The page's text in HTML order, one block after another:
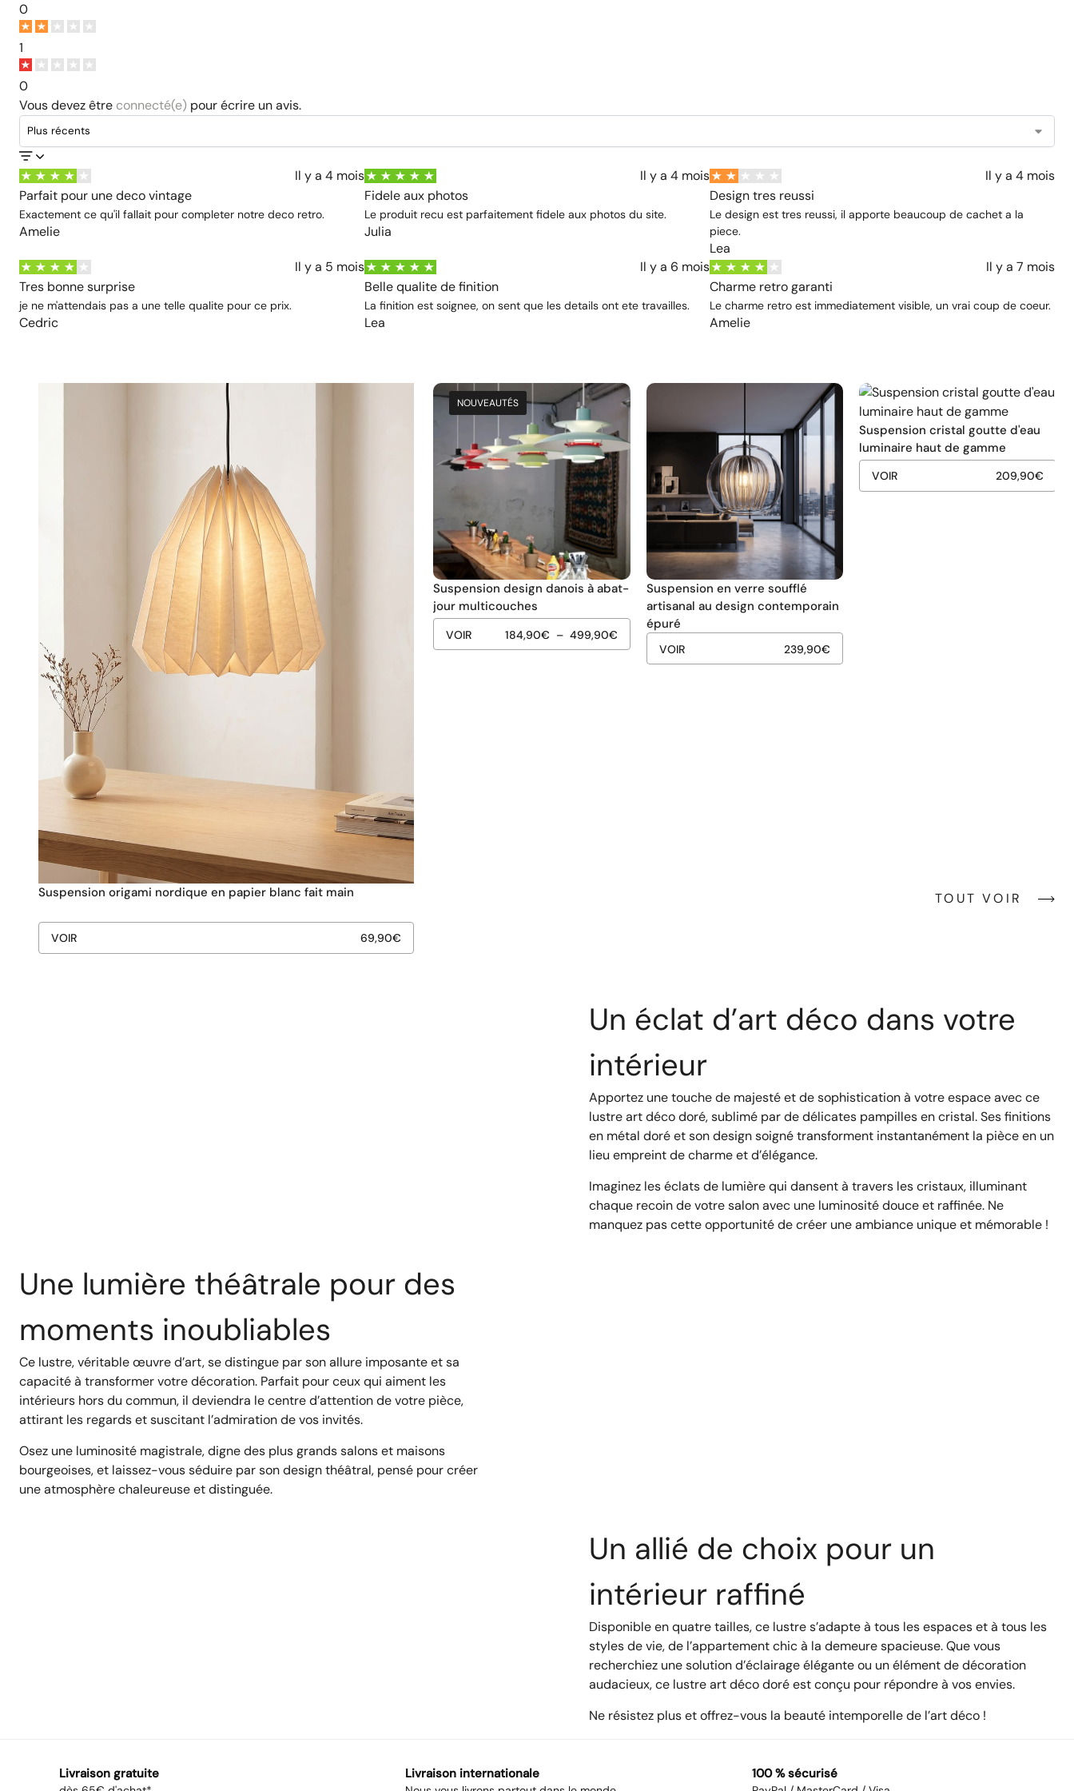
0
1
0
Vous devez être connecté(e) pour écrire un avis.
Il y a 4 mois
Parfait pour une deco vintage
Exactement ce qu'il fallait pour completer notre deco retro.
Amelie
Il y a 4 mois
Fidele aux photos
Le produit recu est parfaitement fidele aux photos du site.
Julia
Il y a 4 mois
Design tres reussi
Le design est tres reussi, il apporte beaucoup de cachet a la
piece.
Lea
Il y a 5 mois
Tres bonne surprise
je ne m'attendais pas a une telle qualite pour ce prix.
Cedric
Il y a 6 mois
Belle qualite de finition
La finition est soignee, on sent que les details ont ete travailles.
Lea
Il y a 7 mois
Charme retro garanti
Le charme retro est immediatement visible, un vrai coup de coeur.
Amelie
Suspension origami nordique en papier blanc fait main
VOIR 69,90€
NOUVEAUTÉS
Suspension design danois à abat-
jour multicouches
VOIR 184,90€ – 499,90€
NOUVEAUTÉS
Suspension en verre soufflé
artisanal au design contemporain
épuré
VOIR 239,90€
NOUVEAUTÉS
Suspension cristal goutte d'eau
luminaire haut de gamme
VOIR 209,90€
NOUVEAUTÉS
TOUT VOIR
Un éclat d’art déco dans votre
intérieur
Apportez une touche de majesté et de sophistication à votre espace avec ce
lustre art déco doré, sublimé par de délicates pampilles en cristal. Ses finitions
en métal doré et son design soigné transforment instantanément la pièce en un
lieu empreint de charme et d’élégance.
Imaginez les éclats de lumière qui dansent à travers les cristaux, illuminant
chaque recoin de votre salon avec une luminosité douce et raffinée. Ne
manquez pas cette opportunité de créer une ambiance unique et mémorable !
Une lumière théâtrale pour des
moments inoubliables
Ce lustre, véritable œuvre d’art, se distingue par son allure imposante et sa
capacité à transformer votre décoration. Parfait pour ceux qui aiment les
intérieurs hors du commun, il deviendra le centre d’attention de votre pièce,
attirant les regards et suscitant l’admiration de vos invités.
Osez une luminosité magistrale, digne des plus grands salons et maisons
bourgeoises, et laissez-vous séduire par son design théâtral, pensé pour créer
une atmosphère chaleureuse et distinguée.
Un allié de choix pour un
intérieur raffiné
Disponible en quatre tailles, ce lustre s’adapte à tous les espaces et à tous les
styles de vie, de l’appartement chic à la demeure spacieuse. Que vous
recherchiez une solution d’éclairage élégante ou un élément de décoration
audacieux, ce lustre art déco doré est conçu pour répondre à vos envies.
Ne résistez plus et offrez-vous la beauté intemporelle de l’art déco !
Livraison gratuite Livraison internationale 100 % sécurisé